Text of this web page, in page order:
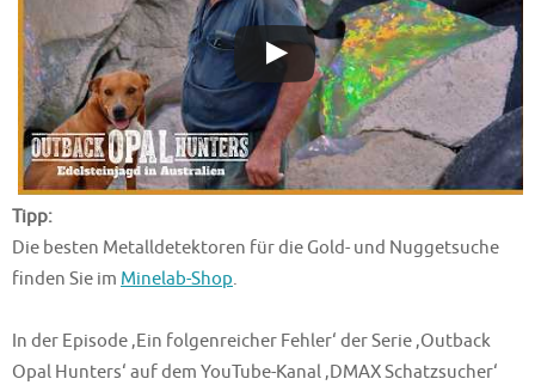
Tipp:
Die besten Metalldetektoren für die Gold- und Nuggetsuche
finden Sie im Minelab-Shop.
In der Episode ‚Ein folgenreicher Fehler‘ der Serie ‚Outback
Opal Hunters‘ auf dem YouTube-Kanal ‚DMAX Schatzsucher‘